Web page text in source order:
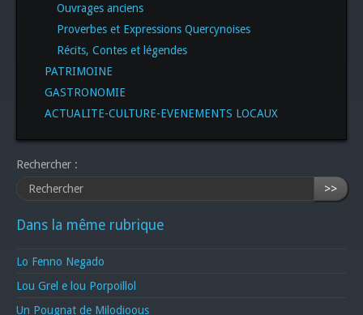
Ouvrages anciens
Proverbes et Expressions Quercynoises
Récits, Contes et légendes
PATRIMOINE
GASTRONOMIE
ACTUALITE-CULTURE-EVENEMENTS LOCAUX
Rechercher :
>>
Dans la même rubrique
Lo Fenno Negado
Lou Grel e lou Porpoillol
Un Pougnat de Milodioous